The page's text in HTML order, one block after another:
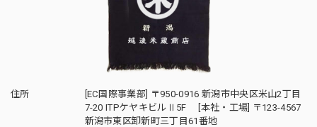
住所
[EC国際事業部] 〒950-0916 新潟市中央区米山2丁目
7-20 ITPケヤキビルⅡ5F [本社・工場] 〒123-4567
新潟市東区卸新町三丁目61番地